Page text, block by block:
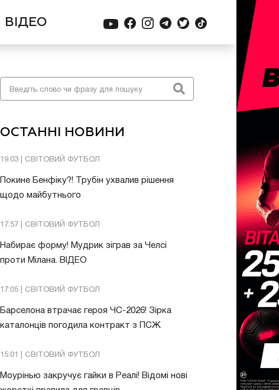
ВІДЕО
ОСТАННІ НОВИНИ
19:03 | СВІТОВИЙ ФУТБОЛ
Покине Бенфіку?! Трубін ухвалив рішення
щодо майбутнього
17:57 | СВІТОВИЙ ФУТБОЛ
Набирає форму! Мудрик зіграв за Челсі
проти Мілана. ВІДЕО
17:05 | СВІТОВИЙ ФУТБОЛ
Барселона втрачає героя ЧС-2026! Зірка
каталонців погодила контракт з ПСЖ
15:01 | СВІТОВИЙ ФУТБОЛ
Моурінью закручує гайки в Реалі! Відомі нові